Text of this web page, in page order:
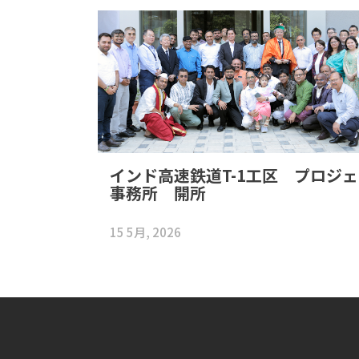
インド高速鉄道T-1工区 プロジ
事務所 開所
15 5月, 2026